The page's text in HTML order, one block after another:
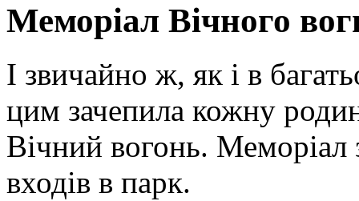
Меморіал Вічного
І звичайно ж, як і в
цим зачепила кожну
Вічний вогонь. Меморіал
входів в парк.